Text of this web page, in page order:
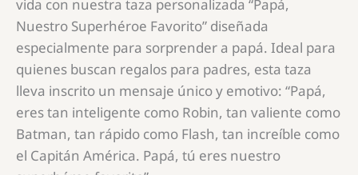
vida con nuestra taza personalizada “Papá,
Nuestro Superhéroe Favorito” diseñada
especialmente para sorprender a papá. Ideal para
quienes buscan regalos para padres, esta taza
lleva inscrito un mensaje único y emotivo: “Papá,
eres tan inteligente como Robin, tan valiente como
Batman, tan rápido como Flash, tan increíble como
el Capitán América. Papá, tú eres nuestro